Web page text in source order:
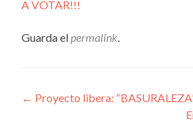
A VOTAR!!!
Guarda elpermalink.
Navegación
← Proyecto libera: